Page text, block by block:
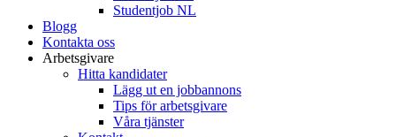
Studentjob NL
Blogg
Kontakta oss
Arbetsgivare
Hitta kandidater
Lägg ut en jobbannons
Tips för arbetsgivare
Våra tjänster